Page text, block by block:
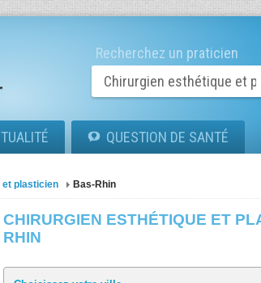
Recherchez un praticien
QUESTION DE SANTÉ
et plasticien Bas-Rhin
CHIRURGIEN ESTHÉTIQUE ET
RHIN